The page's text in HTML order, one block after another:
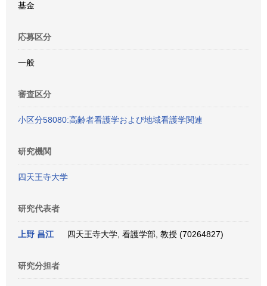
基金
応募区分
一般
審査区分
小区分58080:高齢者看護学および地域看護学関連
研究機関
四天王寺大学
研究代表者
上野 昌江 四天王寺大学, 看護学部, 教授 (70264827)
研究分担者